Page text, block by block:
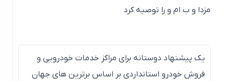
مزدا و ب ام و را توصیه کرد
یک پیشنهاد دوستانه برای مراکز خدمات خودرویی و
فروش خودرو استانداردی بر اساس برترین های جهان